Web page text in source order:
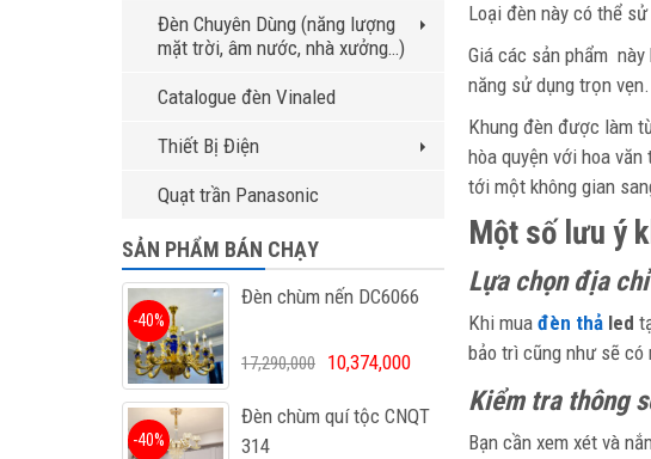
Loại đèn này có thể
Giá các sản phẩm
năng sử dụng trọn vẹn.
Khung đèn được làm
hòa quyện với hoa văn
tới một không gian
Một số lưu ý
Lựa chọn địa
Khi mua đèn thả led
bảo trì cũng như sẽ có
Kiểm tra thông
Bạn cần xem xét và
Đèn Chuyên Dùng (năng lượng
mặt trời, âm nước, nhà xưởng…)
Catalogue đèn Vinaled
Thiết Bị Điện
Quạt trần Panasonic
SẢN PHẨM BÁN CHẠY
Đèn chùm nến DC6066
-40%
17,290,000 10,374,000
Đèn chùm quí tộc CNQT
314
-40%